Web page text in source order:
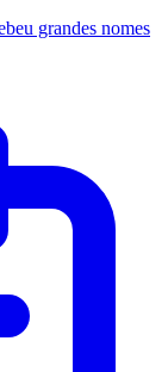
grandes nomes